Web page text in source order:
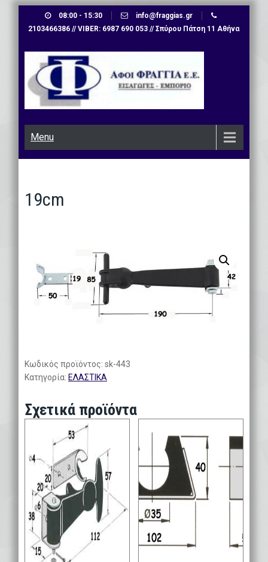
08:00 - 15:30
info@fraggias.gr
2103466386 // VIBER: 6987 690 053 // Σπύρου Πάτση 11 Αθήνα
Menu
19cm
Κωδικός προϊόντος: sk-443
Κατηγορία: ΕΛΑΣΤΙΚΑ
Σχετικά προϊόντα